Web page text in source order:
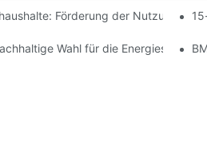
Förderung der Nutzung
Wahl für die